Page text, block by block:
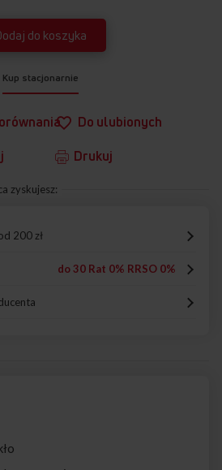
Do ulubionych
Drukuj
do koszyka
Kup stacjonarnie
zyskujesz:
200 zł
do 30 Rat 0% RRSO 0%